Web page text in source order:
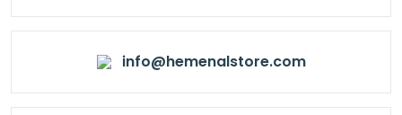
info@hemenalstore.com